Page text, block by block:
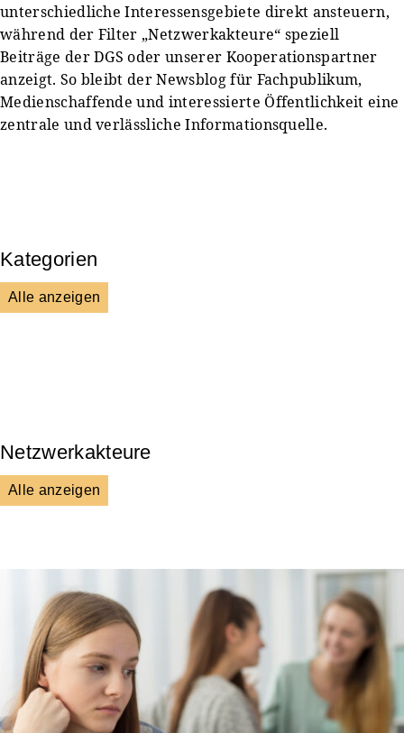
unterschiedliche Interessensgebiete direkt ansteuern,
während der Filter „Netzwerkakteure“ speziell
Beiträge der DGS oder unserer Kooperationspartner
anzeigt. So bleibt der Newsblog für Fachpublikum,
Medienschaffende und interessierte Öffentlichkeit eine
zentrale und verlässliche Informationsquelle.
Kategorien
Alle anzeigen
Netzwerkakteure
Alle anzeigen